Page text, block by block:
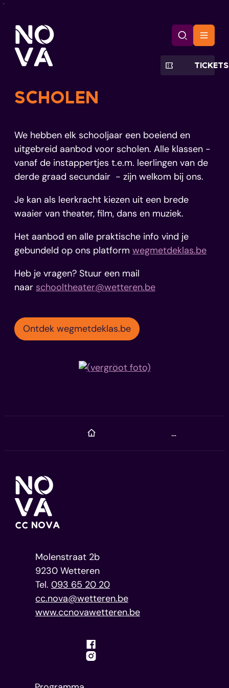
CC Nova
TICKETS
ZoekMenu
SCHOLEN
We hebben elk schooljaar een boeiend en
uitgebreid aanbod voor scholen. Alle klassen -
vanaf de instappertjes t.e.m. leerlingen van de
derde graad secundair - zijn welkom bij ons.
Je kan als leerkracht kiezen uit een brede
waaier van theater, film, dans en muziek.
Het aanbod en alle praktische info vind je
gebundeld op ons platform wegmetdeklas.be
Heb je vragen? Stuur een mail
naar schooltheater@wetteren.be
Ontdek wegmetdeklas.be
Startpagina
Home
Contact
CC NOVA
AdresMolenstraat 2b
,9230 Wetteren
093 65 20 20
E-mailcc.nova@wetteren.be
Websitewww.ccnovawetteren.be